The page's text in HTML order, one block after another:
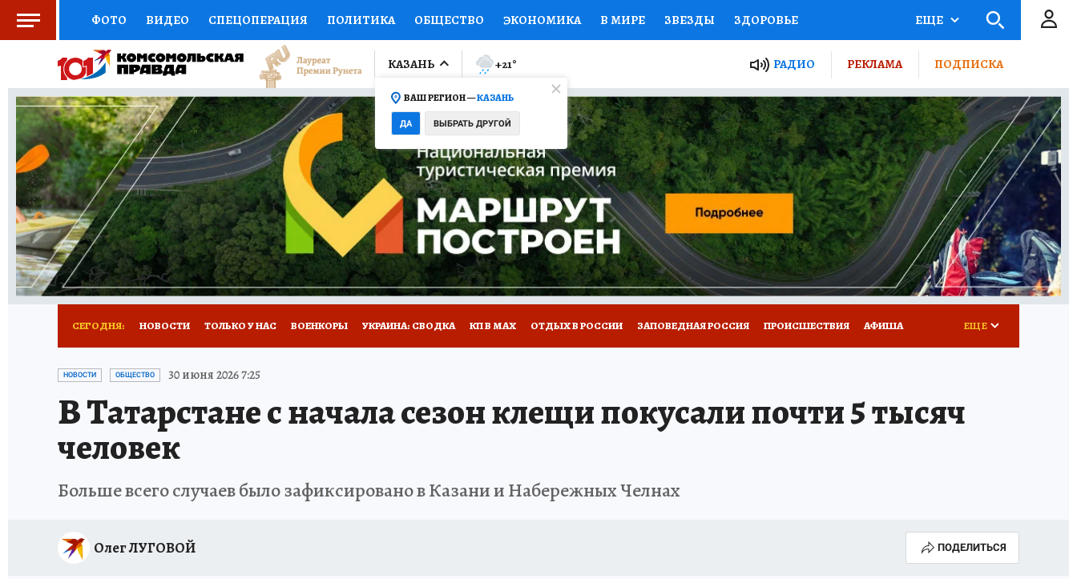
ФОТО ВИДЕО СПЕЦОПЕРАЦИЯ ПОЛИТИКА ОБЩЕСТВО ЭКОНОМИКА В МИРЕ ЗВЕЗДЫ ЗДОРОВЬЕ
СОЦПОДДЕРЖКА НАУКА СПОРТ КОЛУМНИСТЫ ПРОИСШЕСТВИЯ НАЦИОНАЛЬНЫЕ ПРОЕКТЫ РОССИИ
ВЫБОР ЭКСПЕРТОВ ДОКТОР ФИНАНСЫ ОТКРЫВАЕМ МИР Я ЗНАЮ СЕМЬЯ ЖЕНСКИЕ СЕКРЕТЫ ПУТЕВОДИТЕЛЬ
КНИЖНАЯ ПОЛКА ПРОГНОЗЫ НА СПОРТ ПРОМОКОДЫ СЕРИАЛЫ СПЕЦПРОЕКТЫ ДЕФИЦИТ ЖЕЛЕЗА ТУРИЗМ
ПРЕСС-ЦЕНТР НЕДВИЖИМОСТЬ ТЕЛЕВИЗОР КОЛЛЕКЦИИ КОНКУРСЫ РАБОТА У НАС ГИД ПОТРЕБИТЕЛЯ ВСЕ О КП
РАДИО КП РЕКЛАМА ТЕСТЫ НОВОЕ НА САЙТЕ
ЕЩЕ
КАЗАНЬ
ВАШ РЕГИОН —КАЗАНЬ
ДА ВЫБРАТЬ ДРУГОЙ
+21° РАДИО РЕКЛАМА ПОДПИСКА
СЕГОДНЯ: НОВОСТИ ТОЛЬКО У НАС ВОЕНКОРЫ УКРАИНА: СВОДКА КП В МАХ ОТДЫХ В РОССИИ ЗАПОВЕДНАЯ РОССИЯ ПРОИСШЕСТВИЯ АФИША
ТЕРРИТОРИЯ ДОБРА ИСПЫТАНО НА СЕБЕ
ЕЩЕ
НОВОСТИ ОБЩЕСТВО 30 июня 2026 7:25
В Татарстане с начала сезон клещи покусали почти 5 тысяч
человек
Больше всего случаев было зафиксировано в Казани и Набережных Челнах
Олег ЛУГОВОЙ ПОДЕЛИТЬСЯ